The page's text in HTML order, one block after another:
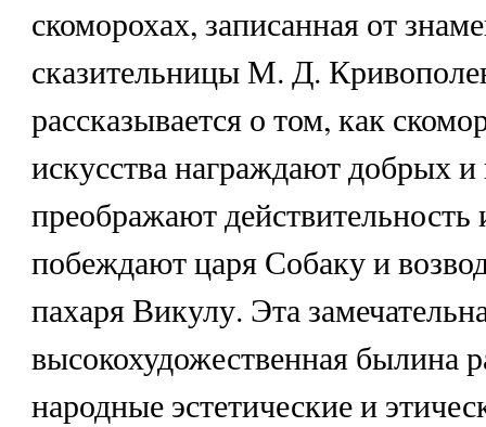
скоморохах, записанная от
сказительницы М. Д.
рассказывается о том, как
искусства награждают добрых
преображают действительность
побеждают царя Собаку и
пахаря Викулу. Эта
высокохудожественная былина
народные эстетические и